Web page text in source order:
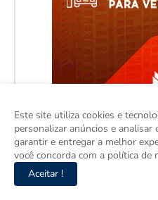
Este site utiliza cookies e
personalizar anúncios e
garantir e entregar a melhor
você concorda com a política de
Aceitar !